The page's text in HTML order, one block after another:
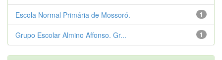
1
Escola Normal Primária de Mossoró.
1
Grupo Escolar Almino Affonso. Gr...